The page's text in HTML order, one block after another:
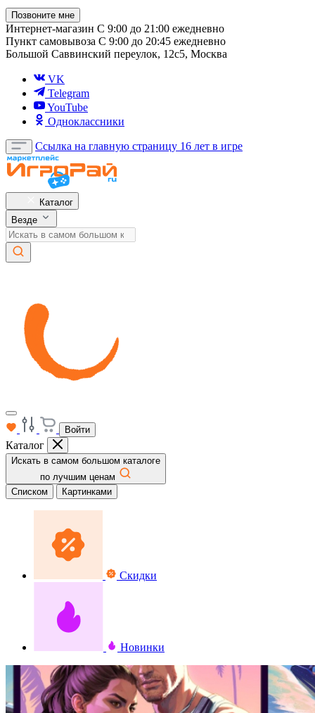
Позвоните мне
Интернет-магазин С 9:00 до 21:00 ежедневно
Пункт самовывоза С 9:00 до 20:45 ежедневно
Большой Саввинский переулок, 12с5, Москва
VK
Telegram
YouTube
Одноклассники
Ссылка на главную страницу 16 лет в игре
Каталог
Везде
Войти
Каталог
Искать в самом большом каталоге
по лучшим ценам
Списком
Картинками
Скидки
Новинки